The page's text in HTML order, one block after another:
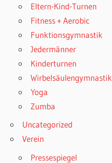
Eltern-Kind-Turnen
Fitness + Aerobic
Funktionsgymnastik
Jedermänner
Kinderturnen
Wirbelsäulengymnastik
Yoga
Zumba
Uncategorized
Verein
Pressespiegel